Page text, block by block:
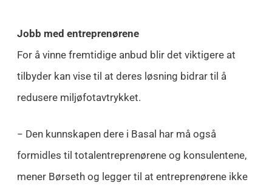
Jobb med entreprenørene
For å vinne fremtidige anbud blir det viktigere at
tilbyder kan vise til at deres løsning bidrar til å
redusere miljøfotavtrykket.
− Den kunnskapen dere i Basal har må også
formidles til totalentreprenørene og konsulentene,
mener Børseth og legger til at entreprenørene ikke